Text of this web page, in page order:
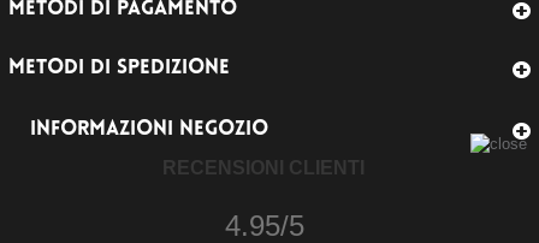
METODI DI PAGAMENTO
METODI DI SPEDIZIONE
INFORMAZIONI NEGOZIO
RECENSIONI CLIENTI
4.95/5